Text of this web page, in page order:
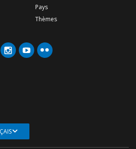
Pays
Thèmes